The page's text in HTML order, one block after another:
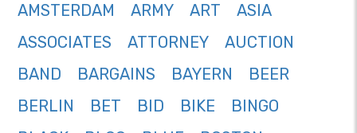
AMSTERDAM
ARMY ART
ASIA
ASSOCIATES
ATTORNEY
AUCTION
BAND
BARGAINS BAYERN
BEER
BERLIN
BET BID BIKE
BINGO